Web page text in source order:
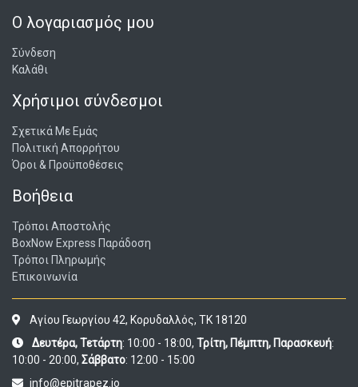
Ο λογαριασμός μου
Σύνδεση
Καλάθι
Χρήσιμοι σύνδεσμοι
Σχετικά Με Εμάς
Πολιτική Απορρήτου
Όροι & Προϋποθέσεις
Βοήθεια
Τρόποι Αποστολής
BoxNow Express Παράδοση
Τρόποι Πληρωμής
Επικοινωνία
Αγίου Γεωργίου 42, Κορυδαλλός, ΤΚ 18120
Δευτέρα, Τετάρτη: 10:00 - 18:00, Τρίτη, Πέμπτη, Παρασκευή:
10:00 - 20:00, Σάββατο: 12:00 - 15:00
info@epitrapez.io